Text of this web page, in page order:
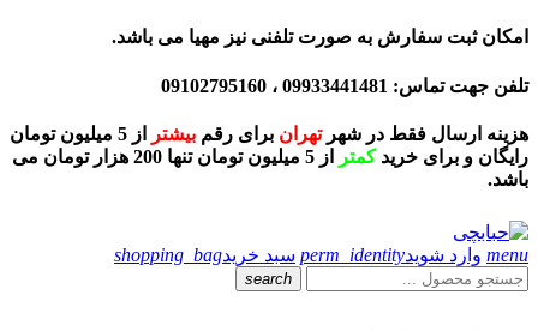
امکان ثبت سفارش به صورت تلفنی نیز مهیا می باشد.
تلفن جهت تماس: 09933441481 ، 09102795160
هزینه ارسال فقط در شهرتهران برای رقم بیشتر
از 5 میلیون تومان
رایگان و برای خریدکمتر
از 5 میلیون تومان تنها 200 هزار تومان می
باشد.
menu وارد شویدperm_identity سبد خریدshopping_bag
search